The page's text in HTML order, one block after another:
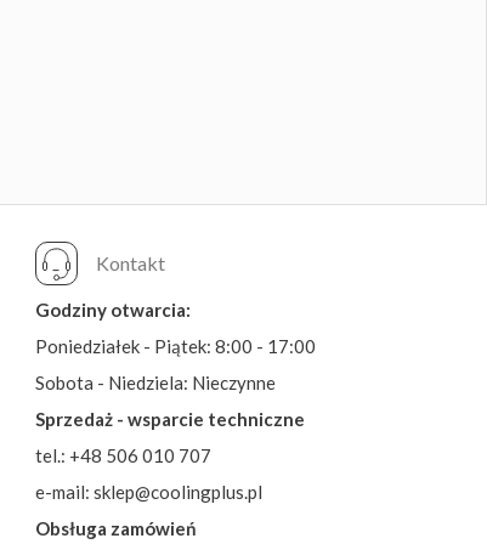
Kontakt
Godziny otwarcia:
Poniedziałek - Piątek: 8:00 - 17:00
Sobota - Niedziela: Nieczynne
Sprzedaż - wsparcie techniczne
tel.: +48 506 010 707
e-mail: sklep@coolingplus.pl
Obsługa zamówień